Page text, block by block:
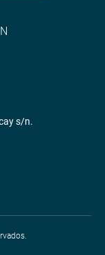
s/n.